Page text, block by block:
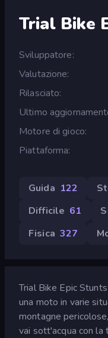
Trial Bike
Sviluppatore
Valutazione
Rilasciato
Ultimo
Motore di gioco
Piattaforma
Guida 122
Difficile 61
Fisica 327
Trial Bike Epic
una moto in varie
montagne
vai sott'acqua con la